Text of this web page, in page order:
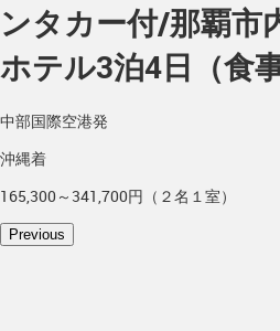
ンタカー付/那覇市
ホテル3泊4日（食
中部国際空港発
沖縄着
165,300～341,700円（２名１室）
Previous